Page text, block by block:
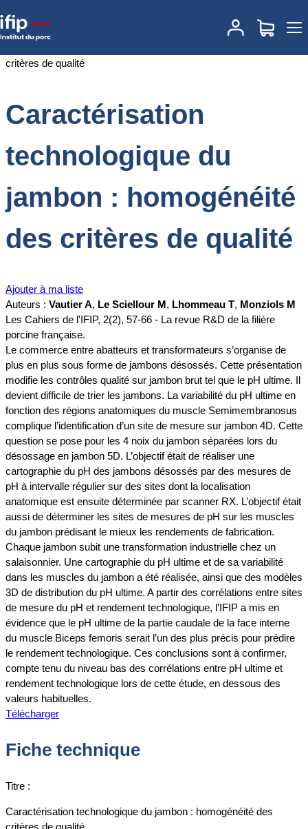
Accueil
Caractérisation technologique du jambon
: homogénéité des critères de qualité
Caractérisation
technologique du
jambon : homogénéité
des critères de qualité
Ajouter à ma liste
Auteurs : Vautier A, Le Sciellour M, Lhommeau T, Monziols M
Les Cahiers de l'IFIP, 2(2), 57-66 - La revue R&D de la filière
porcine française.
Le commerce entre abatteurs et transformateurs s’organise de
plus en plus sous forme de jambons désossés. Cette présentation
modifie les contrôles qualité sur jambon brut tel que le pH ultime. Il
devient difficile de trier les jambons. La variabilité du pH ultime en
fonction des régions anatomiques du muscle Semimembranosus
complique l’identification d’un site de mesure sur jambon 4D. Cette
question se pose pour les 4 noix du jambon séparées lors du
désossage en jambon 5D. L’objectif était de réaliser une
cartographie du pH des jambons désossés par des mesures de
pH à intervalle régulier sur des sites dont la localisation
anatomique est ensuite déterminée par scanner RX. L’objectif était
aussi de déterminer les sites de mesures de pH sur les muscles
du jambon prédisant le mieux les rendements de fabrication.
Chaque jambon subit une transformation industrielle chez un
salaisonnier. Une cartographie du pH ultime et de sa variabilité
dans les muscles du jambon a été réalisée, ainsi que des modèles
3D de distribution du pH ultime. A partir des corrélations entre sites
de mesure du pH et rendement technologique, l’IFIP a mis en
évidence que le pH ultime de la partie caudale de la face interne
du muscle Biceps femoris serait l’un des plus précis pour prédire
le rendement technologique. Ces conclusions sont à confirmer,
compte tenu du niveau bas des corrélations entre pH ultime et
rendement technologique lors de cette étude, en dessous des
valeurs habituelles.
Télécharger
Fiche technique
Titre :
Caractérisation technologique du jambon : homogénéité des
critères de qualité